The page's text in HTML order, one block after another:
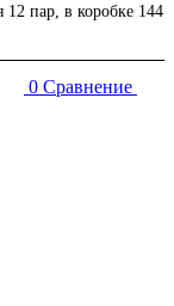
12 пар, в коробке 144
0 Сравнение